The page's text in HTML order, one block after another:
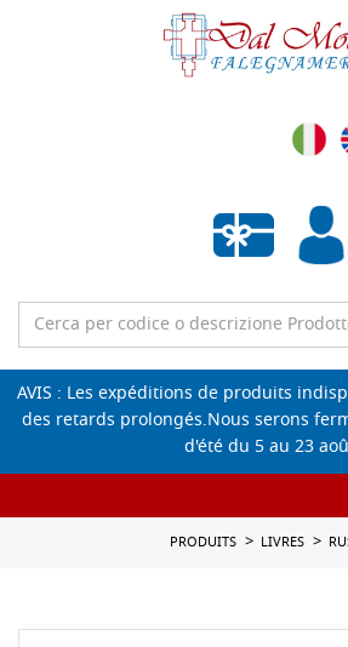
Liste de
AVIS : Les expéditions de produits
des retards prolongés.Nous serons
d'été du 5 au 23
PRODUITS LIVRES